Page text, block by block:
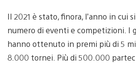
Il 2021 è stato, finora, l’anno in cui
numero di eventi e competizioni. I
hanno ottenuto in premi più di 5
8.000 tornei. Più di 500.000